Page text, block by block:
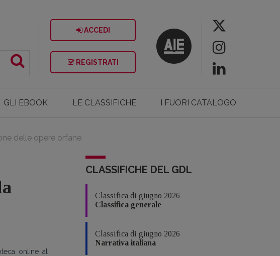
ACCEDI
REGISTRATI
GLI EBOOK LE CLASSIFICHE I FUORI CATALOGO
delle opere orfane
online al
CLASSIFICHE DEL GDL
Classifica di giugno 2026
Classifica generale
Classifica di giugno 2026
Narrativa italiana